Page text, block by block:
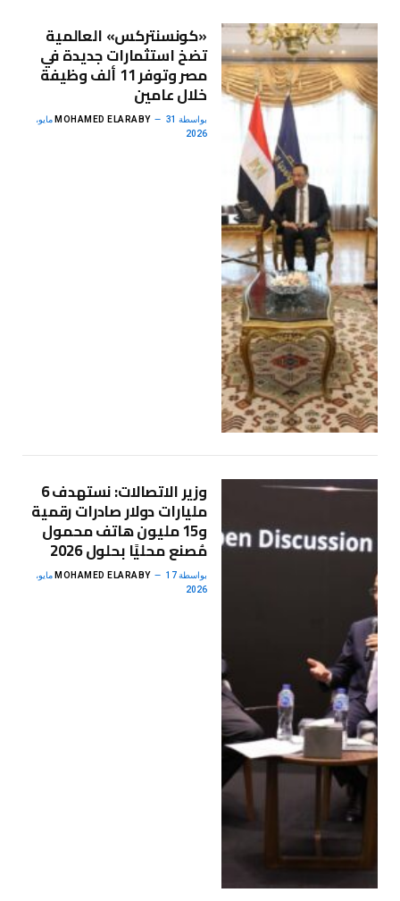
«كونسنتركس» العالمية
تضخ استثمارات جديدة في
مصر وتوفر 11 ألف وظيفة
خلال عامين
بواسطة MOHAMED ELARABY 31 مايو،
2026
وزير الاتصالات: نستهدف 6
مليارات دولار صادرات رقمية
و15 مليون هاتف محمول
مُصنع محليًا بحلول 2026
بواسطة MOHAMED ELARABY 17 مايو،
2026